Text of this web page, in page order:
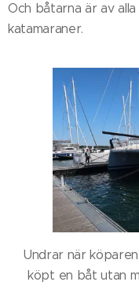
Och båtarna är av
katamaraner.
Undrar när
köpt en båt utan